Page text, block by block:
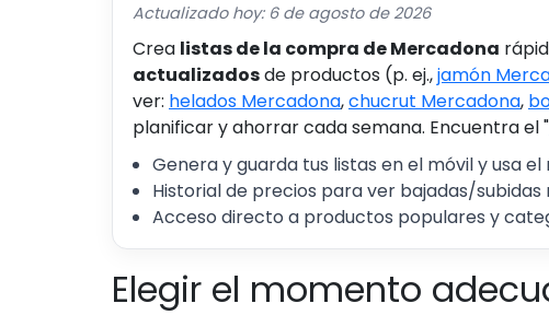
Actualizado hoy: 6 de agosto de 2026
Crea listas de la compra de Mercadona
actualizadosde productos (p. ej.,jamón
ver: helados Mercadona,chucrut Mercadona,
planificar y ahorrar cada semana. Encuentra el "
Genera y guarda tus listas en el móvil y usa
Historial de precios para ver bajadas/subidas
Acceso directo a productos populares y
Elegir el momento